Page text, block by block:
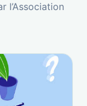
l’Association